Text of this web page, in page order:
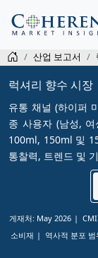
산업 보고서
럭셔리 향수 시장
유통 채널 (하이퍼
종 사용자 (남성,
100ml, 150ml 및
통찰력, 트렌드 및
게재처: May 2026
소비재
역사적 분포 범